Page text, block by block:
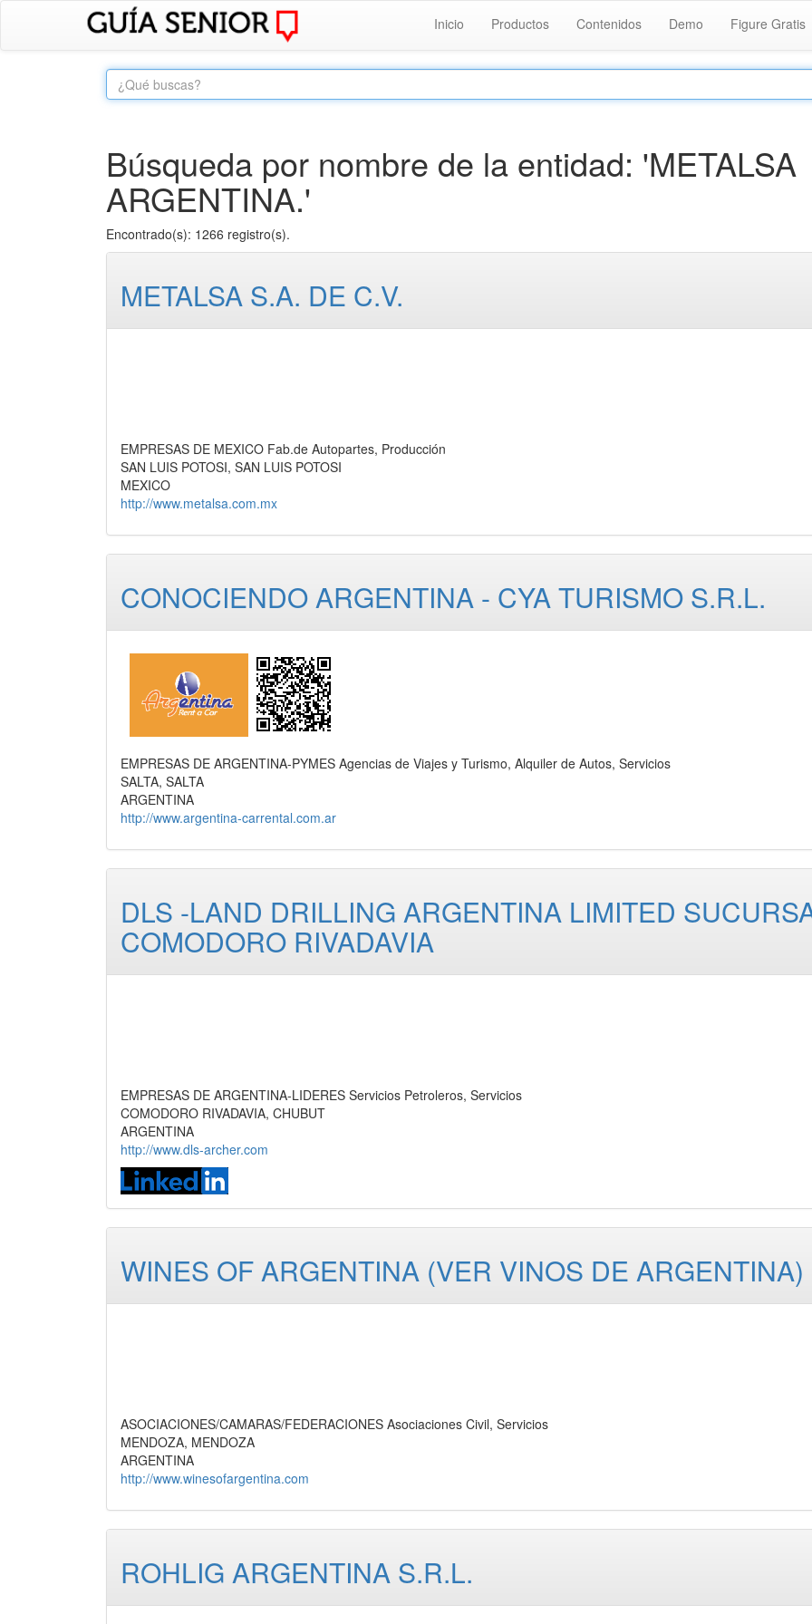
Inicio Productos Contenidos Demo Figure Gratis
Búsqueda por nombre de la entidad: 'METALSA
ARGENTINA.'
Encontrado(s): 1266 registro(s).
METALSA S.A. DE C.V.
EMPRESAS DE MEXICO Fab.de Autopartes, Producción
SAN LUIS POTOSI, SAN LUIS POTOSI
MEXICO
http://www.metalsa.com.mx
CONOCIENDO ARGENTINA - CYA TURISMO S.R.L.
EMPRESAS DE ARGENTINA-PYMES Agencias de Viajes y Turismo, Alquiler de Autos, Servicios
SALTA, SALTA
ARGENTINA
http://www.argentina-carrental.com.ar
DLS -LAND DRILLING ARGENTINA LIMITED
COMODORO RIVADAVIA
EMPRESAS DE ARGENTINA-LIDERES Servicios Petroleros, Servicios
COMODORO RIVADAVIA, CHUBUT
ARGENTINA
http://www.dls-archer.com
WINES OF ARGENTINA (VER VINOS DE ARGENTINA)
ASOCIACIONES/CAMARAS/FEDERACIONES Asociaciones Civil, Servicios
MENDOZA, MENDOZA
ARGENTINA
http://www.winesofargentina.com
ROHLIG ARGENTINA S.R.L.